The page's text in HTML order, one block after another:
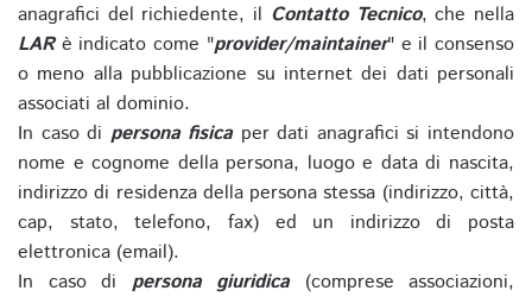
anagrafici del richiedente, il Contatto Tecnico, che nella
LARè indicato come "provider/maintainer" e il consenso
o meno alla pubblicazione su internet dei dati personali
associati al dominio.
In caso di persona fisicaper dati anagrafici si intendono
nome e cognome della persona, luogo e data di nascita,
indirizzo di residenza della persona stessa (indirizzo, città,
cap, stato, telefono, fax) ed un indirizzo di posta
elettronica (email).
In caso di persona giuridica(comprese associazioni,